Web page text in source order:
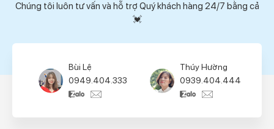
Chúng tôi luôn tư vấn và hỗ trợ Quý khách hàng 24/7 bằng cả
💓
Bùi Lệ
0949.404.333
Thúy Hường
0939.404.444